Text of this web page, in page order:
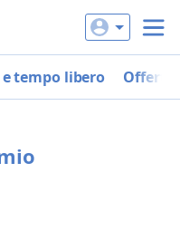
tempo libero Offerte